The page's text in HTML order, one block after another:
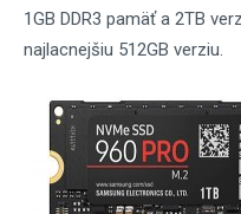
1GB DDR3 pamäť a 2TB
najlacnejšiu 512GB verziu.